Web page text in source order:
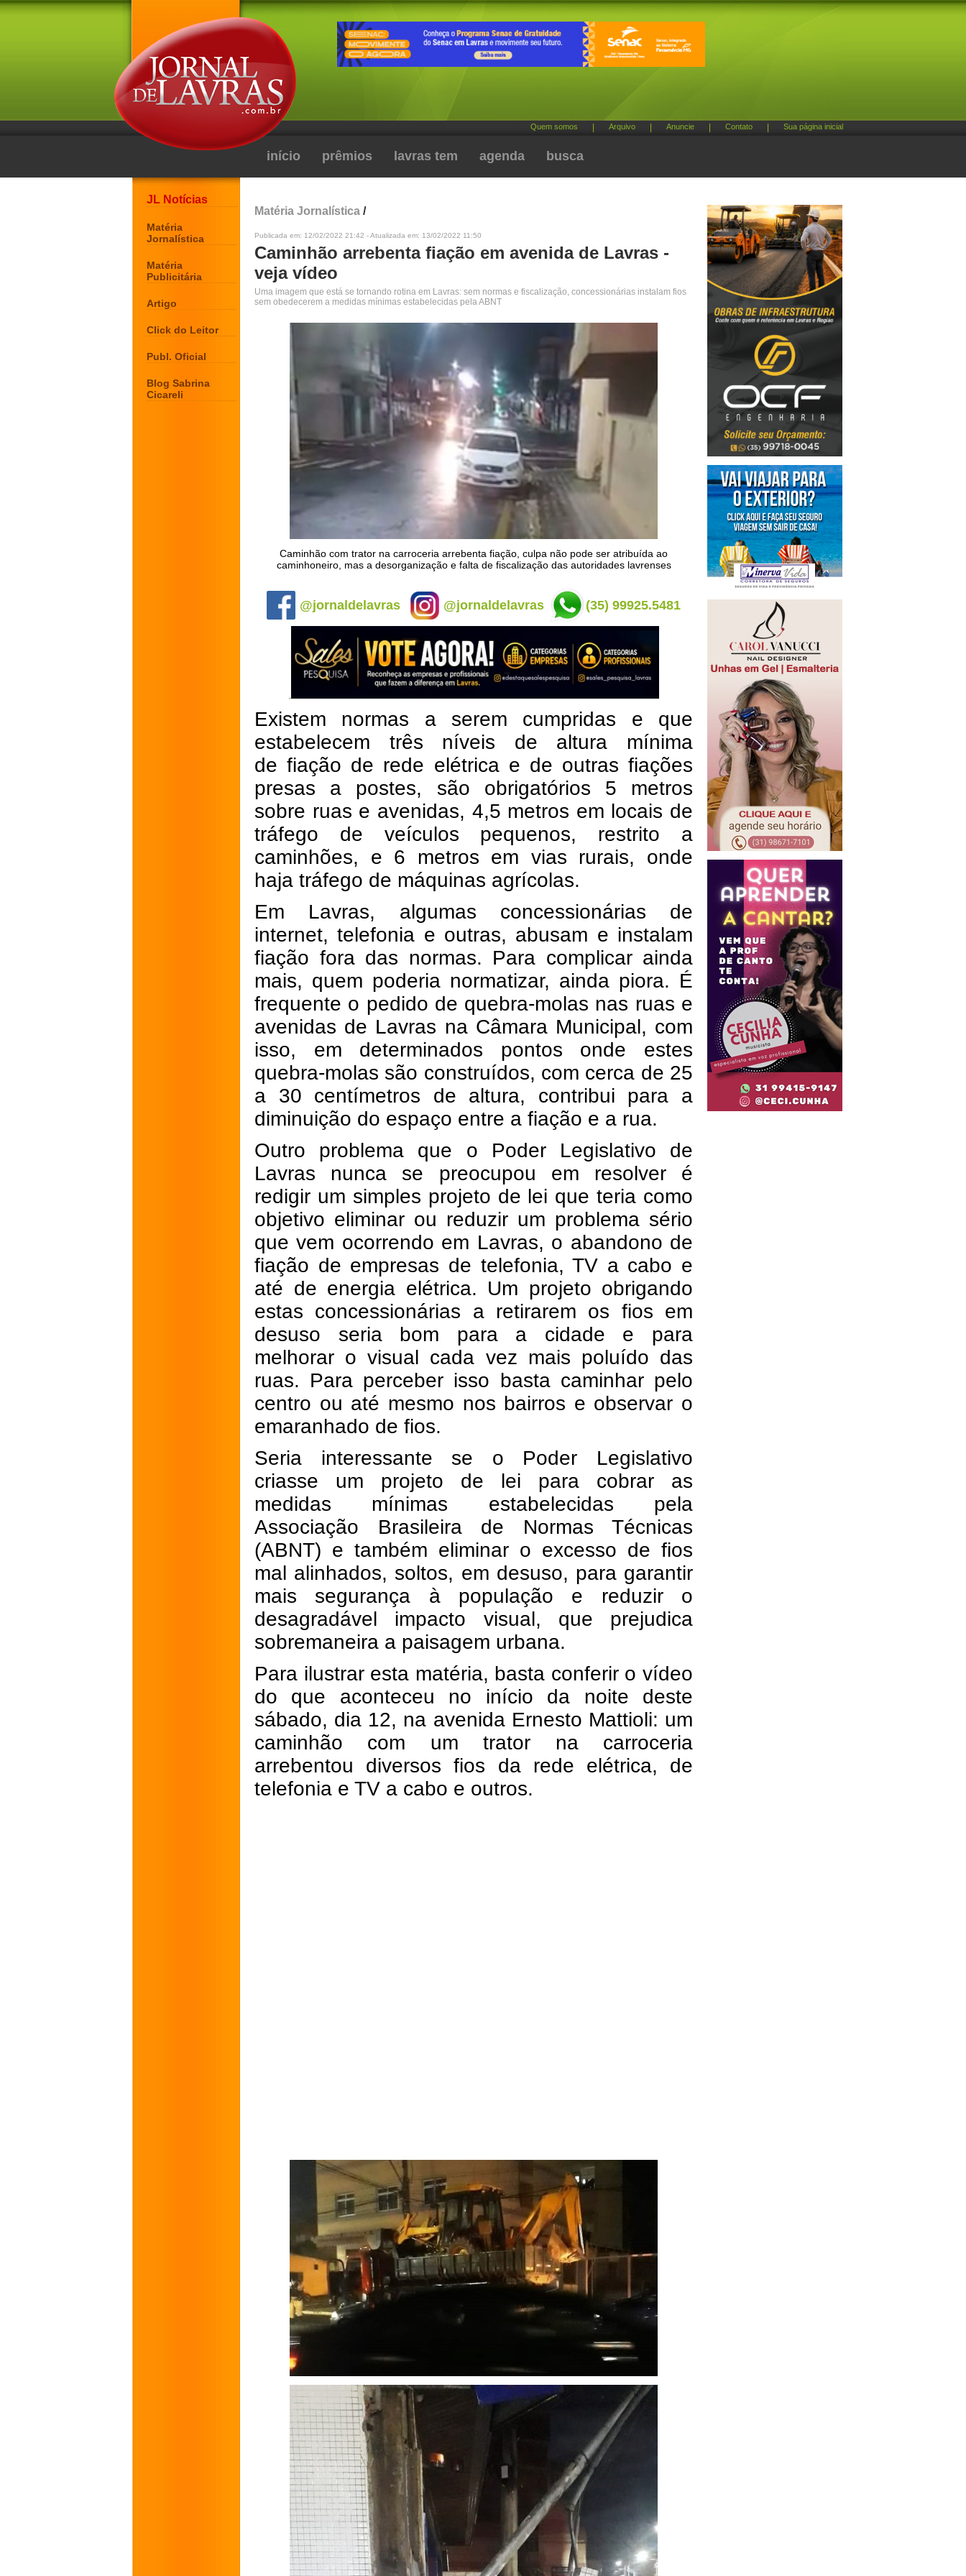
Quem somos Arquivo Anuncie Contato Sua página inicial
início prêmios lavras tem agenda busca
JL Notícias
Matéria
Jornalística
Matéria
Publicitária
Artigo
Click do Leitor
Publ. Oficial
Blog Sabrina
Cicareli
Matéria Jornalística /
Publicada em: 12/02/2022 21:42 - Atualizada em: 13/02/2022 11:50
Caminhão arrebenta fiação em avenida de Lavras -
veja vídeo
Uma imagem que está se tornando rotina em Lavras: sem normas e fiscalização, concessionárias instalam fios
sem obedecerem a medidas mínimas estabelecidas pela ABNT
Caminhão com trator na carroceria arrebenta fiação, culpa não pode ser atribuída ao
caminhoneiro, mas a desorganização e falta de fiscalização das autoridades lavrenses
@jornaldelavras @jornaldelavras (35) 99925.5481
Existem normas a serem cumpridas e que
estabelecem três níveis de altura mínima
de fiação de rede elétrica e de outras fiações
presas a postes, são obrigatórios 5 metros
sobre ruas e avenidas, 4,5 metros em locais de
tráfego de veículos pequenos, restrito a
caminhões, e 6 metros em vias rurais, onde
haja tráfego de máquinas agrícolas.
Em Lavras, algumas concessionárias de
internet, telefonia e outras, abusam e instalam
fiação fora das normas. Para complicar ainda
mais, quem poderia normatizar, ainda piora. É
frequente o pedido de quebra-molas nas ruas e
avenidas de Lavras na Câmara Municipal, com
isso, em determinados pontos onde estes
quebra-molas são construídos, com cerca de 25
a 30 centímetros de altura, contribui para a
diminuição do espaço entre a fiação e a rua.
Outro problema que o Poder Legislativo de
Lavras nunca se preocupou em resolver é
redigir um simples projeto de lei que teria como
objetivo eliminar ou reduzir um problema sério
que vem ocorrendo em Lavras, o abandono de
fiação de empresas de telefonia, TV a cabo e
até de energia elétrica. Um projeto obrigando
estas concessionárias a retirarem os fios em
desuso seria bom para a cidade e para
melhorar o visual cada vez mais poluído das
ruas. Para perceber isso basta caminhar pelo
centro ou até mesmo nos bairros e observar o
emaranhado de fios.
Seria interessante se o Poder Legislativo
criasse um projeto de lei para cobrar as
medidas mínimas estabelecidas pela
Associação Brasileira de Normas Técnicas
(ABNT) e também eliminar o excesso de fios
mal alinhados, soltos, em desuso, para garantir
mais segurança à população e reduzir o
desagradável impacto visual, que prejudica
sobremaneira a paisagem urbana.
Para ilustrar esta matéria, basta conferir o vídeo
do que aconteceu no início da noite deste
sábado, dia 12, na avenida Ernesto Mattioli: um
caminhão com um trator na carroceria
arrebentou diversos fios da rede elétrica, de
telefonia e TV a cabo e outros.